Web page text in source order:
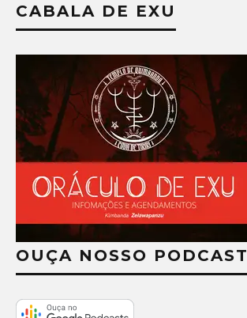
CABALA DE EXU
OUÇA NOSSO PODCAST